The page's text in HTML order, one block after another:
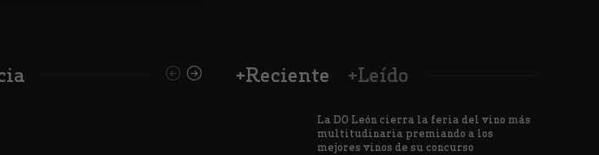
+Reciente +Leído
La DO León cierra la feria del vino más
multitudinaria premiando a los
mejores vinos de su concurso